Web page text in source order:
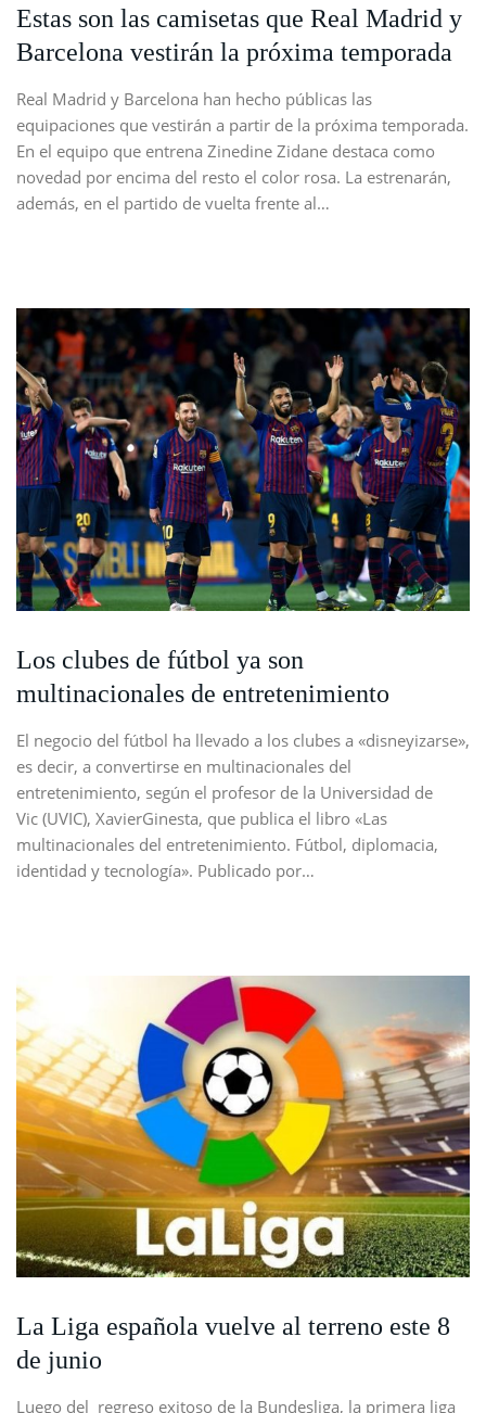
Estas son las camisetas que Real Madrid y
Barcelona vestirán la próxima temporada
Real Madrid y Barcelona han hecho públicas las
equipaciones que vestirán a partir de la próxima temporada.
En el equipo que entrena Zinedine Zidane destaca como
novedad por encima del resto el color rosa. La estrenarán,
además, en el partido de vuelta frente al…
Los clubes de fútbol ya son
multinacionales de entretenimiento
El negocio del fútbol ha llevado a los clubes a «disneyizarse»,
es decir, a convertirse en multinacionales del
entretenimiento, según el profesor de la Universidad de
Vic (UVIC), XavierGinesta, que publica el libro «Las
multinacionales del entretenimiento. Fútbol, ​​diplomacia,
identidad y tecnología». Publicado por…
La Liga española vuelve al terreno este 8
de junio
Luego del regreso exitoso de la Bundesliga, la primera liga